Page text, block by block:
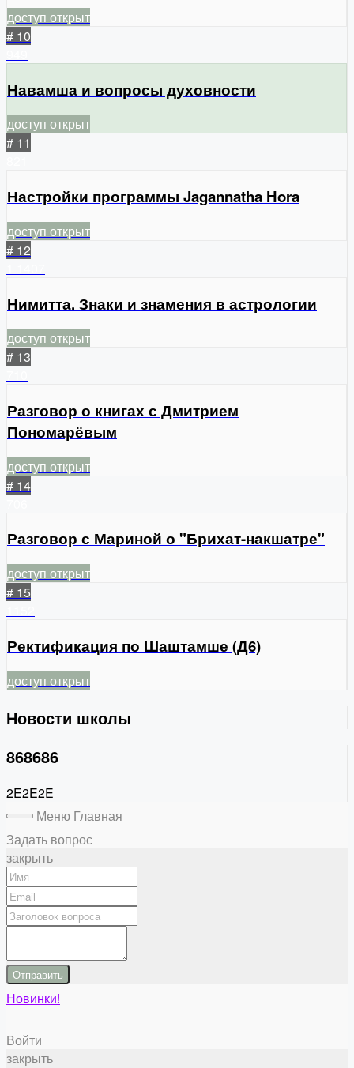
доступ открыт
# 10
Навамша и вопросы духовности
доступ открыт
# 11
Настройки программы Jagannatha Hora
доступ открыт
# 12
Нимитта. Знаки и знамения в астрологии
доступ открыт
# 13
Разговор о книгах с Дмитрием
Пономарёвым
доступ открыт
# 14
Разговор с Мариной о "Брихат-накшатре"
доступ открыт
# 15
Ректификация по Шаштамше (Д6)
доступ открыт
Новости школы
868686
2E2E2E
Меню Главная
Задать вопрос
закрыть
Отправить
Новинки!
Войти
закрыть